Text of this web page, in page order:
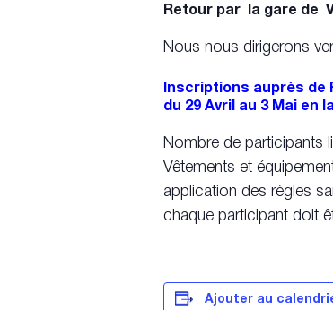
Retour par la gare de
Nous nous dirigerons
Inscriptions auprès de
du 29 Avril au 3 Mai en
Nombre de participants
Vêtements et
application des règles
chaque participant doit
Ajouter au